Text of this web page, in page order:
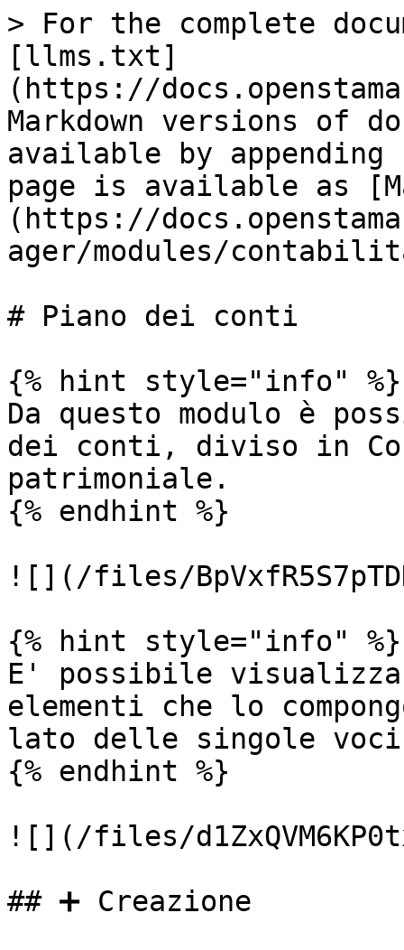
> For the complete
[llms.txt]
(https://
Markdown versions of
available by
page is available as
(https://
ager/modules/
# Piano dei conti
{% hint style="info" %}
Da questo modulo è
dei conti, diviso in
patrimoniale.
{% endhint %}
![](/files/
{% hint style="info" %}
E' possibile
elementi che lo
lato delle singole
{% endhint %}
![](/files/
## ➕ Creazione